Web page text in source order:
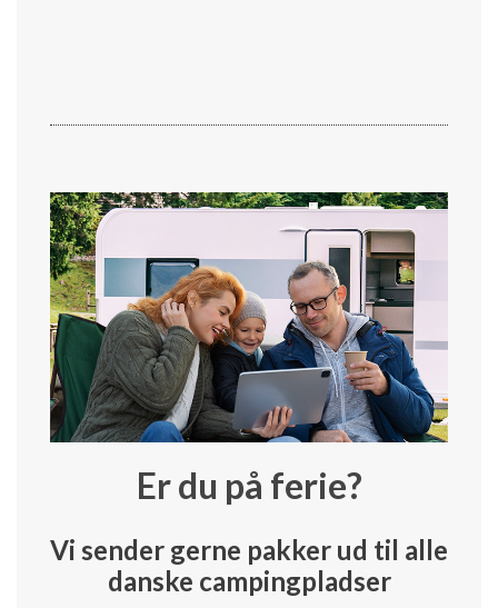
Er du på ferie?
Vi sender gerne pakker ud til alle
danske campingpladser